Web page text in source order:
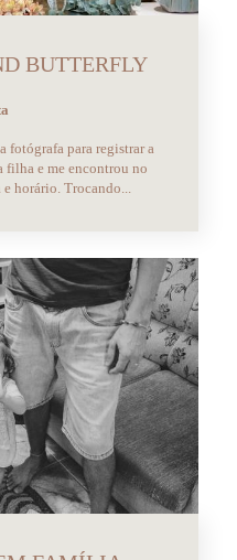
BUTTERFLY
fotógrafa para registrar a
filha e me encontrou no
e horário. Trocando...